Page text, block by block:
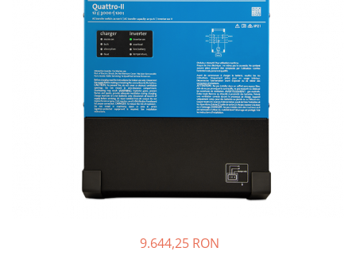
Incarcatoare acumulatori
Panouri fotovoltaice si accesorii
Panouri fotovoltaice
Sisteme prindere panouri
Invertoare On-grid
9.644,25 RON